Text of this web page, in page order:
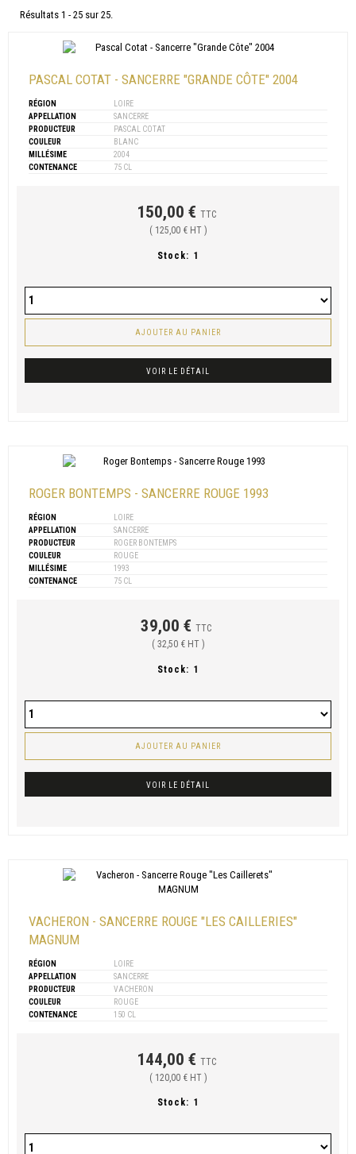
Résultats 1 - 25 sur 25.
PASCAL COTAT - SANCERRE "GRANDE CÔTE" 2004
RÉGION
LOIRE
APPELLATION
SANCERRE
PRODUCTEUR
PASCAL COTAT
COULEUR
BLANC
MILLÉSIME
2004
CONTENANCE
75 CL
150,00 € TTC
( 125,00 € HT )
Stock: 1
AJOUTER AU PANIER
VOIR LE DÉTAIL
ROGER BONTEMPS - SANCERRE ROUGE 1993
RÉGION
LOIRE
APPELLATION
SANCERRE
PRODUCTEUR
ROGER BONTEMPS
COULEUR
ROUGE
MILLÉSIME
1993
CONTENANCE
75 CL
39,00 € TTC
( 32,50 € HT )
Stock: 1
AJOUTER AU PANIER
VOIR LE DÉTAIL
VACHERON - SANCERRE ROUGE "LES CAILLERIES"
MAGNUM
RÉGION
LOIRE
APPELLATION
SANCERRE
PRODUCTEUR
VACHERON
COULEUR
ROUGE
CONTENANCE
150 CL
144,00 € TTC
( 120,00 € HT )
Stock: 1